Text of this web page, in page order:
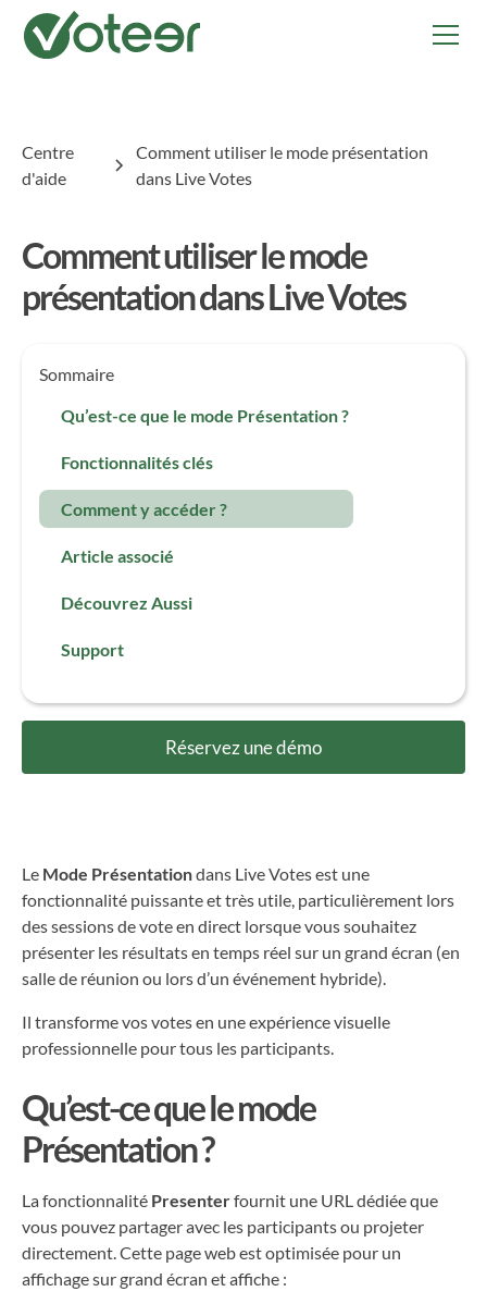
Centre
d'aide
Comment utiliser le mode présentation
dans Live Votes
Comment utiliser le mode
présentation dans Live Votes
Sommaire
Qu’est-ce que le mode Présentation ?
Fonctionnalités clés
Comment y accéder ?
Article associé
Découvrez Aussi
Support
Réservez une démo
Le Mode Présentationdans Live Votes est une
fonctionnalité puissante et très utile, particulièrement lors
des sessions de vote en direct lorsque vous souhaitez
présenter les résultats en temps réel sur un grand écran (en
salle de réunion ou lors d’un événement hybride).
Il transforme vos votes en une expérience visuelle
professionnelle pour tous les participants.
Qu’est-ce que le mode
Présentation ?
La fonctionnalité Presenterfournit une URL dédiée que
vous pouvez partager avec les participants ou projeter
directement. Cette page web est optimisée pour un
affichage sur grand écran et affiche :